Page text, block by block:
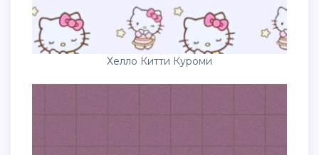
Хелло Китти Куроми